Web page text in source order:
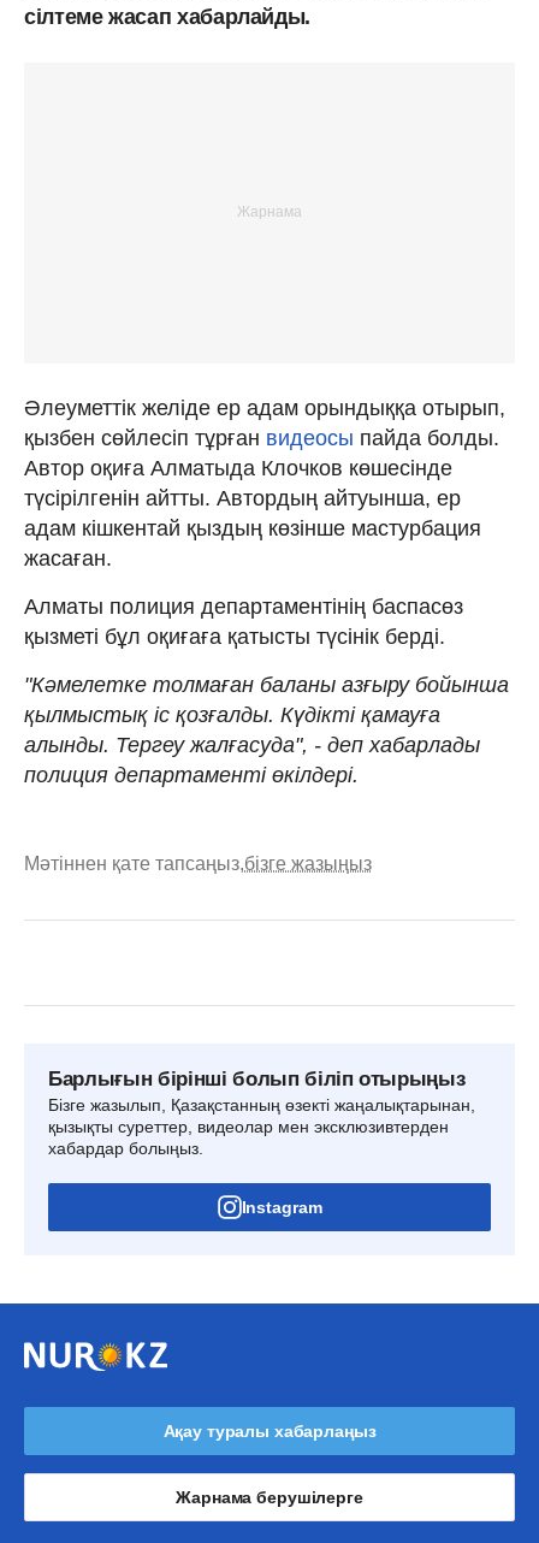
сілтеме жасап хабарлайды.
Әлеуметтік желіде ер адам орындыққа отырып,
қызбен сөйлесіп тұрған видеосы пайда болды.
Автор оқиға Алматыда Клочков көшесінде
түсірілгенін айтты. Автордың айтуынша, ер
адам кішкентай қыздың көзінше мастурбация
жасаған.
Алматы полиция департаментінің баспасөз
қызметі бұл оқиғаға қатысты түсінік берді.
"Кәмелетке толмаған баланы азғыру бойынша
қылмыстық іс қозғалды. Күдікті қамауға
алынды. Тергеу жалғасуда", - деп хабарлады
полиция департаменті өкілдері.
Мәтіннен қате тапсаңыз,бізге жазыңыз
Барлығын бірінші болып біліп отырыңыз
Бізге жазылып, Қазақстанның өзекті жаңалықтарынан,
қызықты суреттер, видеолар мен эксклюзивтерден
хабардар болыңыз.
Instagram
Ақау туралы хабарлаңыз
Жарнама берушілерге